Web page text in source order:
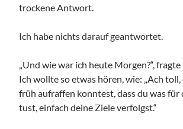
trockene Antwort.
Ich habe nichts darauf geantwortet.
„Und wie war ich heute Morgen?“,
Ich wollte so etwas hören, wie: „Ach toll,
früh aufraffen konntest, dass du was
tust, einfach deine Ziele verfolgst.“